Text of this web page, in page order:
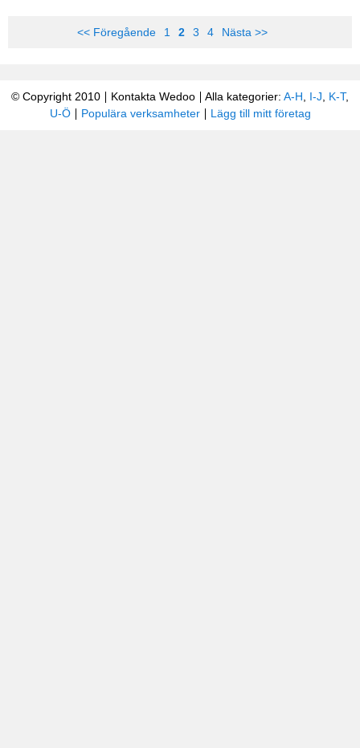
<< Föregående 1 2 3 4 Nästa >>
© Copyright 2010 Kontakta Wedoo Alla kategorier: A-H I-J K-T,
U-Ö
Populära verksamheter Lägg till mitt företag